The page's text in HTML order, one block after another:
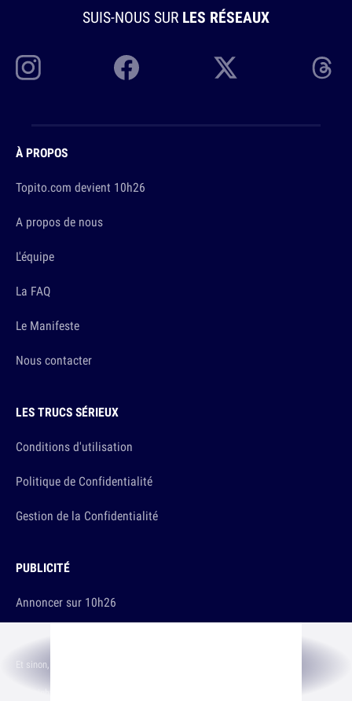
SUIS-NOUS SUR LES RÉSEAUX
À PROPOS
Topito.com devient 10h26
A propos de nous
L'équipe
La FAQ
Le Manifeste
Nous contacter
LES TRUCS SÉRIEUX
Conditions d'utilisation
Politique de Confidentialité
Gestion de la Confidentialité
PUBLICITÉ
Annoncer sur 10h26
Copyright © 2026 The Original Publishing Studio
Et sinon, vous ça va ?